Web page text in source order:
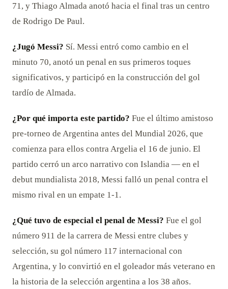
71, y Thiago Almada anotó hacia el final tras un centro
de Rodrigo De Paul.
¿Jugó Messi? Sí. Messi entró como cambio en el
minuto 70, anotó un penal en sus primeros toques
significativos, y participó en la construcción del gol
tardío de Almada.
¿Por qué importa este partido? Fue el último amistoso
pre-torneo de Argentina antes del Mundial 2026, que
comienza para ellos contra Argelia el 16 de junio. El
partido cerró un arco narrativo con Islandia — en el
debut mundialista 2018, Messi falló un penal contra el
mismo rival en un empate 1-1.
¿Qué tuvo de especial el penal de Messi? Fue el gol
número 911 de la carrera de Messi entre clubes y
selección, su gol número 117 internacional con
Argentina, y lo convirtió en el goleador más veterano en
la historia de la selección argentina a los 38 años.